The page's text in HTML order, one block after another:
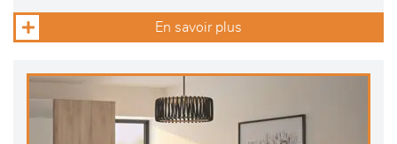
En savoir plus